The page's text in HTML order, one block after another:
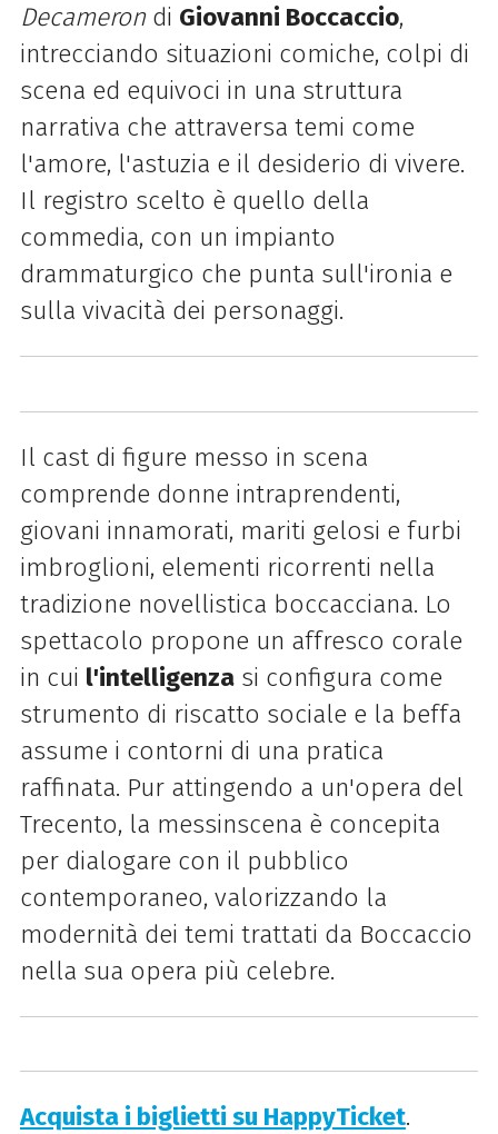
Decamerondi Giovanni Boccaccio,
intrecciando situazioni comiche, colpi di
scena ed equivoci in una struttura
narrativa che attraversa temi come
l'amore, l'astuzia e il desiderio di vivere.
Il registro scelto è quello della
commedia, con un impianto
drammaturgico che punta sull'ironia e
sulla vivacità dei personaggi.
Il cast di figure messo in scena
comprende donne intraprendenti,
giovani innamorati, mariti gelosi e furbi
imbroglioni, elementi ricorrenti nella
tradizione novellistica boccacciana. Lo
spettacolo propone un affresco corale
in cui l'intelligenzasi configura come
strumento di riscatto sociale e la beffa
assume i contorni di una pratica
raffinata. Pur attingendo a un'opera del
Trecento, la messinscena è concepita
per dialogare con il pubblico
contemporaneo, valorizzando la
modernità dei temi trattati da Boccaccio
nella sua opera più celebre.
Acquista i biglietti su HappyTicket.